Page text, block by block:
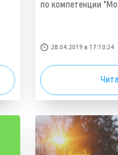
по компетенции
28.04.2019 в 17:10:24